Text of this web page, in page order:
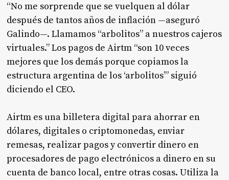
“No me sorprende que se vuelquen al dólar
después de tantos años de inflación —aseguró
Galindo—. Llamamos “arbolitos” a nuestros cajeros
virtuales.” Los pagos de Airtm “son 10 veces
mejores que los demás porque copiamos la
estructura argentina de los ‘arbolitos’” siguió
diciendo el CEO.
Airtm es una billetera digital para ahorrar en
dólares, digitales o criptomonedas, enviar
remesas, realizar pagos y convertir dinero en
procesadores de pago electrónicos a dinero en su
cuenta de banco local, entre otras cosas. Utiliza la